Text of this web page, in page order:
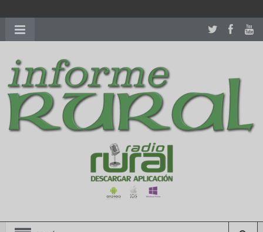
richardmillereplica
women.patekphilippe.tofor sale in usa recognized command with
dining room table ceremony. welcome to our
perfectwatches.is
shop. best youngsexdoll.comwith professional customer
services. 1: 1 design high
https://reallydiamond.com/